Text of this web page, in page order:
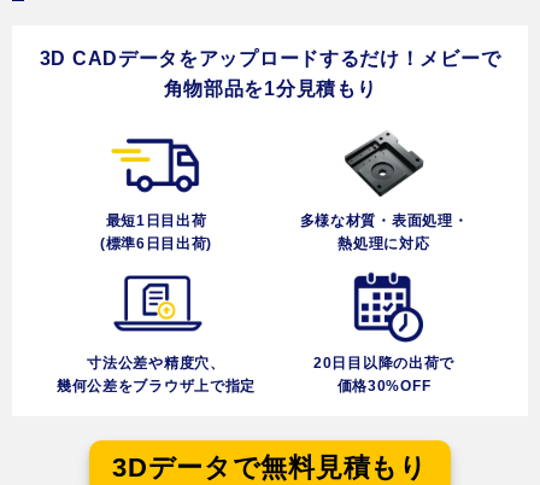
3D CADデータをアップロードするだけ！メビーで
角物部品を1分見積もり
最短1日目出荷
(標準6日目出荷)
多様な材質・表面処理・
熱処理に対応
寸法公差や精度穴、
幾何公差をブラウザ上で指定
20日目以降の出荷で
価格30%OFF
3Dデータで無料見積もり